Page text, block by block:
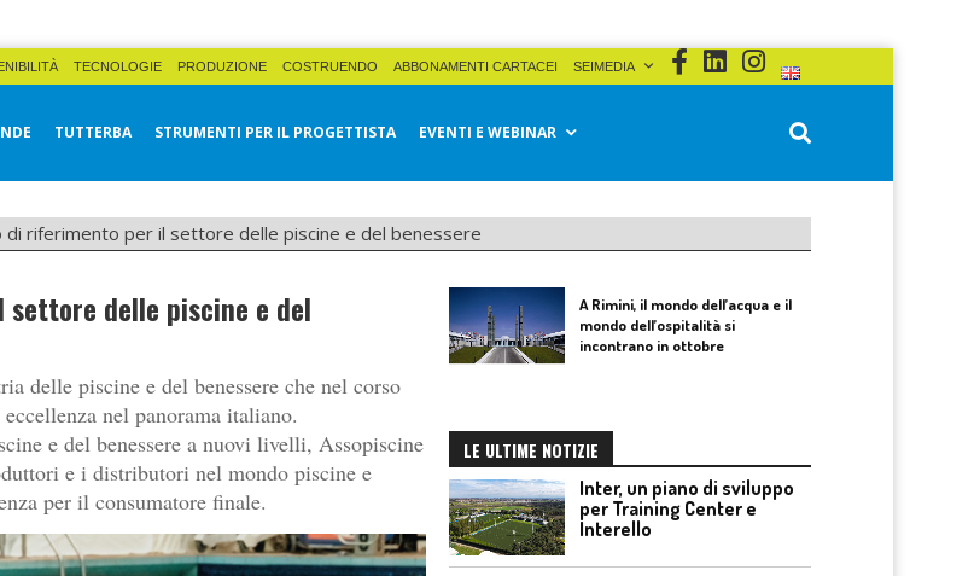
TECNOLOGIE PRODUZIONE COSTRUENDO ABBONAMENTI CARTACEI SEIMEDIA
TUTTERBA STRUMENTI PER IL PROGETTISTA EVENTI E WEBINAR
di riferimento per il settore delle piscine e del benessere
delle piscine e del
delle piscine e del benessere che nel corso
nel panorama italiano.
e del benessere a nuovi livelli, Assopiscine
e i distributori nel mondo piscine e
per il consumatore finale.
A Rimini, il mondo dell’acqua e il
mondo dell’ospitalità si
incontrano in ottobre
LE ULTIME NOTIZIE
Inter, un piano di sviluppo
per Training Center e
Interello